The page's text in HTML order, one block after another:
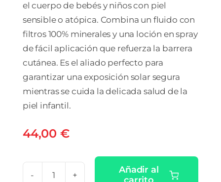
el cuerpo de bebés y niños con piel
sensible o atópica. Combina un fluido con
filtros 100% minerales y una loción en spray
de fácil aplicación que refuerza la barrera
cutánea. Es el aliado perfecto para
garantizar una exposición solar segura
mientras se cuida la delicada salud de la
piel infantil.
44,00 €
Añadir al